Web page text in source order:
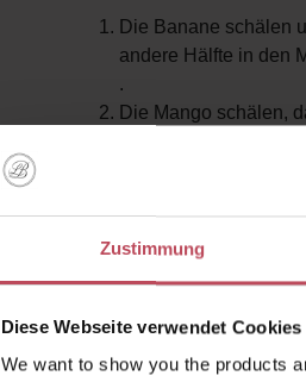
Zustimmung
Diese Webseite verwendet Cookies
We want to show you the products
Die Banane schälen
andere Hälfte in den
.
Die Mango schälen,
Chia-Samen auf dem
Guten Appetit!